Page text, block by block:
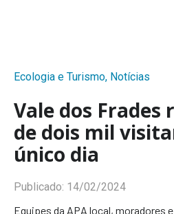
Ecologia e Turismo, Notícias
Vale dos Frades
de dois mil
único dia
Publicado: 14/02/2024
Equipes da APA local, moradores